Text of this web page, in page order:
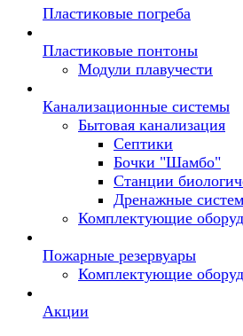
Пластиковые погреба
Пластиковые понтоны
Модули плавучести
Канализационные системы
Бытовая канализация
Септики
Бочки "Шамбо"
Станции
Дренажные
Комплектующие
Пожарные резервуары
Комплектующие
Акции